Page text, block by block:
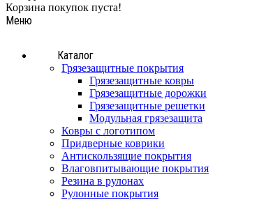
Корзина покупок пуста!
Меню
Каталог
Грязезащитные покрытия
Грязезащитные ковры
Грязезащитные дорожки
Грязезащитные решетки
Модульная грязезащита
Ковры с логотипом
Придверные коврики
Антискользящие покрытия
Влаговпитывающие покрытия
Резина в рулонах
Рулонные покрытия